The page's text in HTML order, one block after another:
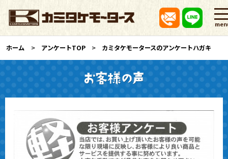
ホーム アンケートTOP カミタケモータースのアンケートハガキ